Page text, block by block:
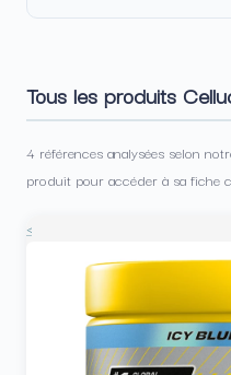
Tous les produits
4 références analysées selon
produit pour accéder à sa fiche
<